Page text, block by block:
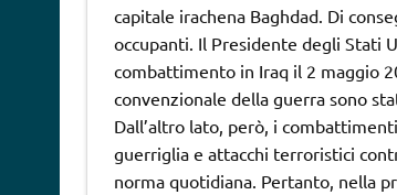
capitale irachena Baghdad. Di
occupanti. Il Presidente degli Stati
combattimento in Iraq il 2 maggio
convenzionale della guerra sono
Dall’altro lato, però, i
guerriglia e attacchi terroristici
norma quotidiana. Pertanto, nella